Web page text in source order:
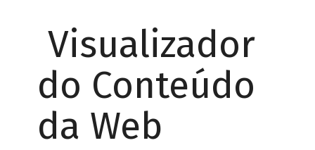
Visualizador
do Conteúdo
da Web